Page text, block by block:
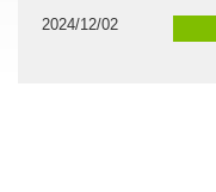
2024/12/02